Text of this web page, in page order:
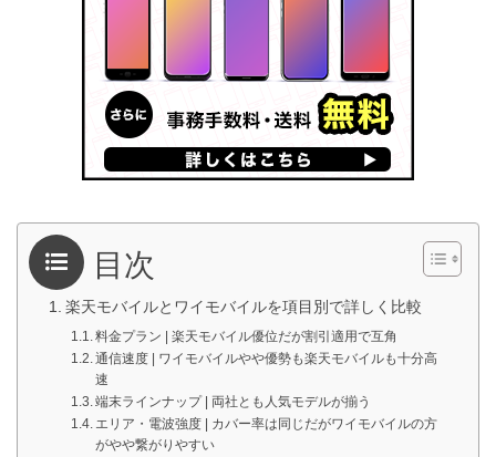
目次
楽天モバイルとワイモバイルを項目別で詳しく比較
料金プラン | 楽天モバイル優位だが割引適用で互角
通信速度 | ワイモバイルやや優勢も楽天モバイルも十分高
速
端末ラインナップ | 両社とも人気モデルが揃う
エリア・電波強度 | カバー率は同じだがワイモバイルの方
がやや繋がりやすい